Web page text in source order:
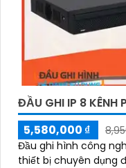
ĐẦU GHI IP 8 KÊNH
5,580,000 ₫
Đầu ghi hình công
thiết bị chuyên dụng